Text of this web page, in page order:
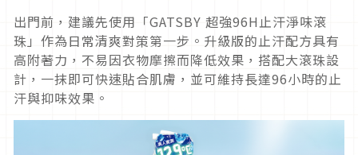
出門前，建議先使用「GATSBY 超強96H止汗淨味滾
珠」作為日常清爽對策第一步。升級版的止汗配方具有
高附著力，不易因衣物摩擦而降低效果，搭配大滾珠設
計，一抹即可快速貼合肌膚，並可維持長達96小時的止
汗與抑味效果。